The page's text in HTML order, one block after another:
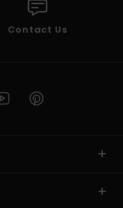
Contact Us